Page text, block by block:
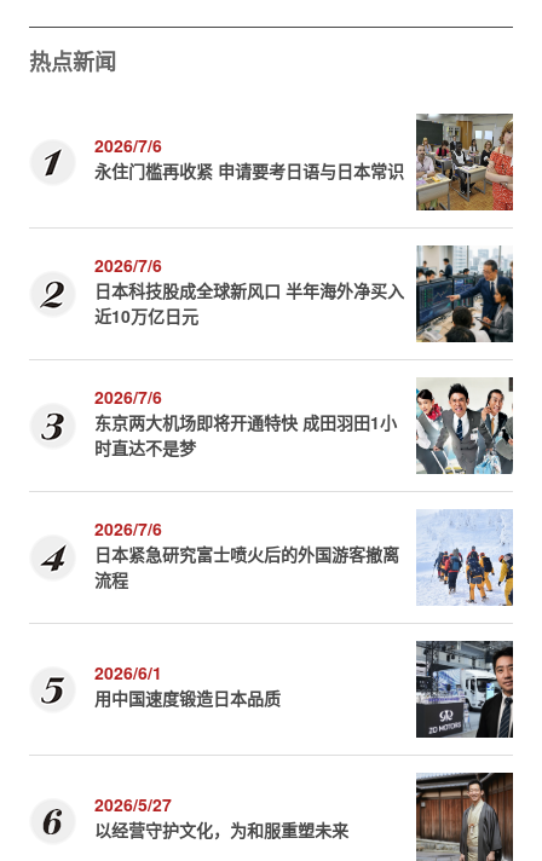
热点新闻
2026/7/6
永住门槛再收紧 申请要考日语与日本常识
2026/7/6
日本科技股成全球新风口 半年海外净买入
近10万亿日元
2026/7/6
东京两大机场即将开通特快 成田羽田1小
时直达不是梦
2026/7/6
日本紧急研究富士喷火后的外国游客撤离
流程
2026/6/1
用中国速度锻造日本品质
2026/5/27
以经营守护文化，为和服重塑未来